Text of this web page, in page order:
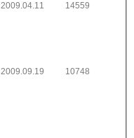
2009.04.11 14559
2009.09.19 10748